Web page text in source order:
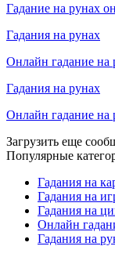
Гадание на рунах
Гадания на рунах
Онлайн гадание на
Гадания на рунах
Онлайн гадание на
Загрузить еще
Популярные
Гадания на
Гадания на
Гадания на
Онлайн
Гадания на